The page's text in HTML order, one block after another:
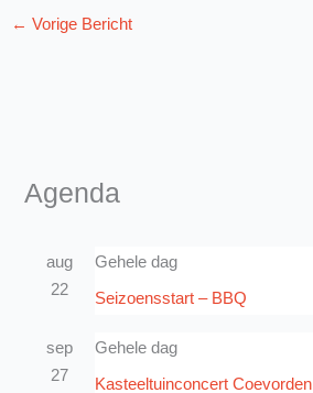
← Vorige Bericht
Agenda
aug
22
Gehele dag
Seizoensstart – BBQ
sep
27
Gehele dag
Kasteeltuinconcert Coevorden